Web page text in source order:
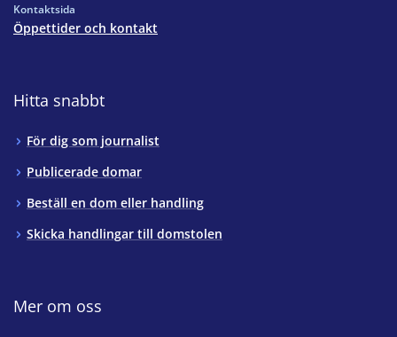
Kontaktsida
Öppettider och kontakt
Hitta snabbt
För dig som journalist
Publicerade domar
Beställ en dom eller handling
Skicka handlingar till domstolen
Mer om oss